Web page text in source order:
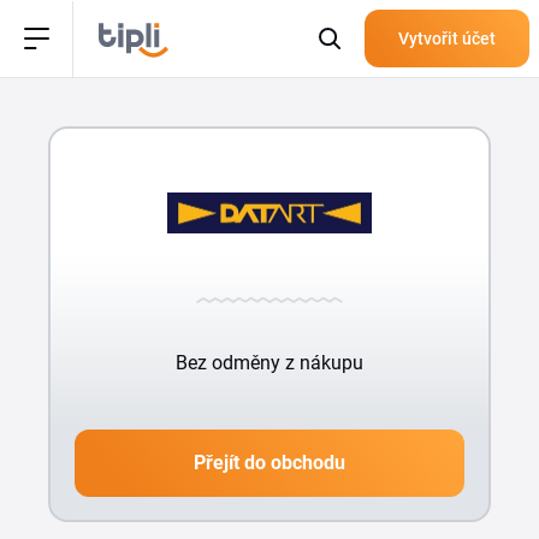
Vytvořit účet
Bez odměny z nákupu
Přejít do obchodu